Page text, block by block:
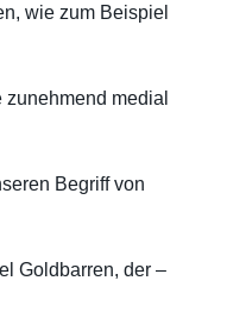
wie zum Beispiel
medial
Begriff von
Goldbarren, der –